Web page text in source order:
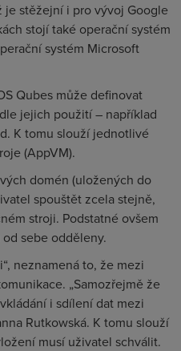
stěžejní i pro vývoj Google
stojí také operační systém
systém Microsoft
Qubes může definovat
jejich použití – například
K tomu slouží jednotlivé
(AppVM).
domén (uložených do
spouštět zcela stejně,
stroji. Podstatné ovšem
sebe odděleny.
neznamená to, že mezi
„Samozřejmě že
i sdílení dat mezi
Rutkowská. K tomu slouží
musí uživatel schválit.